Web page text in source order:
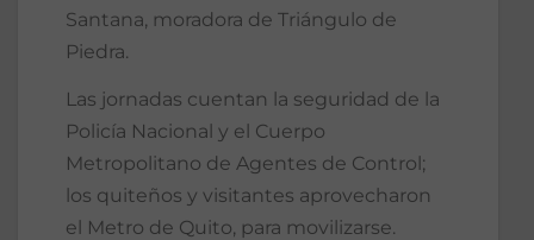
Santana, moradora de Triángulo de
Piedra.
Las jornadas cuentan la seguridad de la
Policía Nacional y el Cuerpo
Metropolitano de Agentes de Control;
los quiteños y visitantes aprovecharon
el Metro de Quito, para movilizarse.